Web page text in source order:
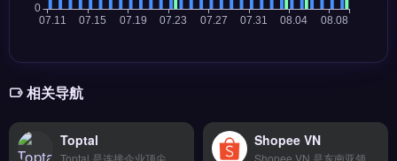
相关导航
Toptal Shopee VN